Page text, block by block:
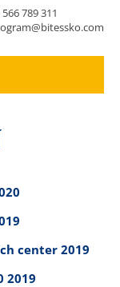
789 311
center 2019
2019